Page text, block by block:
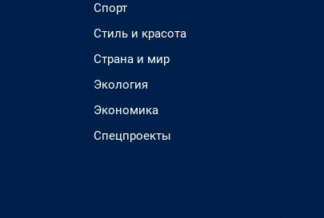
Спорт
Стиль и красота
Страна и мир
Экология
Экономика
Спецпроекты